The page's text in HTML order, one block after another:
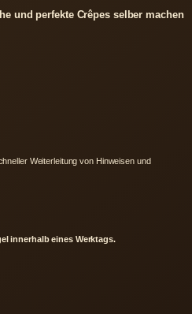
und perfekte Crêpes selber machen
Weiterleitung von Hinweisen und
innerhalb eines Werktags.